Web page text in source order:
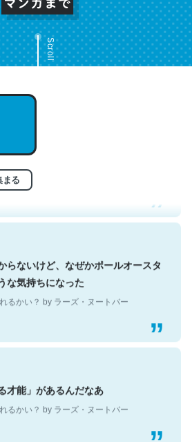
Scroll
まる
もクレバーなんだろうなと凄く思
る人は原文もお勧め。自分はこの流
Go. Then Covid hit. Shit.
るかい？ by ラーズ・ヌートバー
らないけど、なぜかポールオースタ
な気持ちになった
るかい？ by ラーズ・ヌートバー
才能」があるんだなあ
るかい？ by ラーズ・ヌートバー